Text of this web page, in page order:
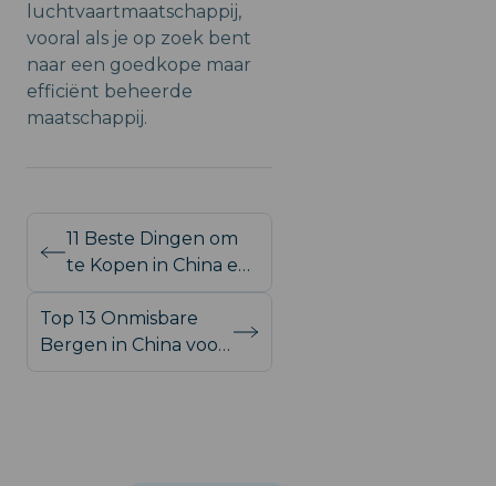
luchtvaartmaatschappij,
vooral als je op zoek bent
naar een goedkope maar
efficiënt beheerde
maatschappij.
11 Beste Dingen om
te Kopen in China en
Vinden
Top 13 Onmisbare
Bergen in China voor